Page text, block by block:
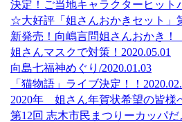
決定！ご当地キャラクターヒット
☆大好評「姐さんおかきセット」
新発売！向嶋言問姐さんおかき！
姐さんマスクで対策！2020.05.01
向島七福神めぐり/2020.01.03
「猫物語」ライブ決定！！
2020年 姐さん年賀状希望の皆様
第12回 志木市民まつりーカッパだ